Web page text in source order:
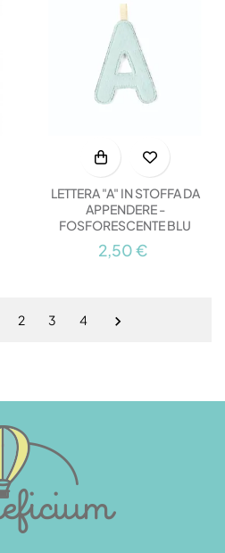
LETTERA "A" IN STOFFA DA
APPENDERE -
FOSFORESCENTE BLU
2,50 €
2 3 4 